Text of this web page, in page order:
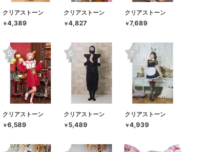
クリアストーン
￥4,389
クリアストーン
￥4,827
クリアストーン
￥7,689
クリアストーン
￥6,589
クリアストーン
￥ 5,489
クリアストーン
￥4,939